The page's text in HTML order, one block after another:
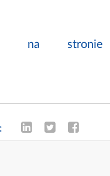
na stronie